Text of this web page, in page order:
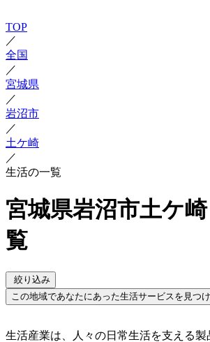
TOP
／
全国
／
宮城県
／
岩沼市
／
土ケ崎
／
生活の一覧
宮城県岩沼市土ケ
覧
絞り込み
この地域であなたにあった生活サービスを見つ
生活産業は、人々の日常生活を支える